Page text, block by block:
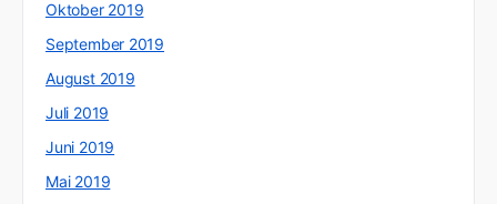
Oktober 2019
September 2019
August 2019
Juli 2019
Juni 2019
Mai 2019